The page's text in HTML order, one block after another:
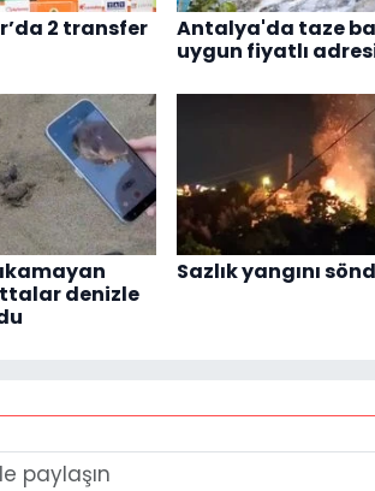
2 transfer
Antalya'da taze
uygun fiyatlı
denizle
Sazlık yangını